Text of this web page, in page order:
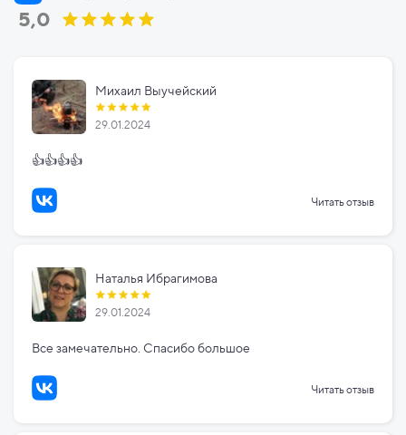
5,0
Михаил Выучейский
29.01.2024
👍👍👍👍
Читать отзыв
Наталья Ибрагимова
29.01.2024
Все замечательно. Спасибо большое
Читать отзыв